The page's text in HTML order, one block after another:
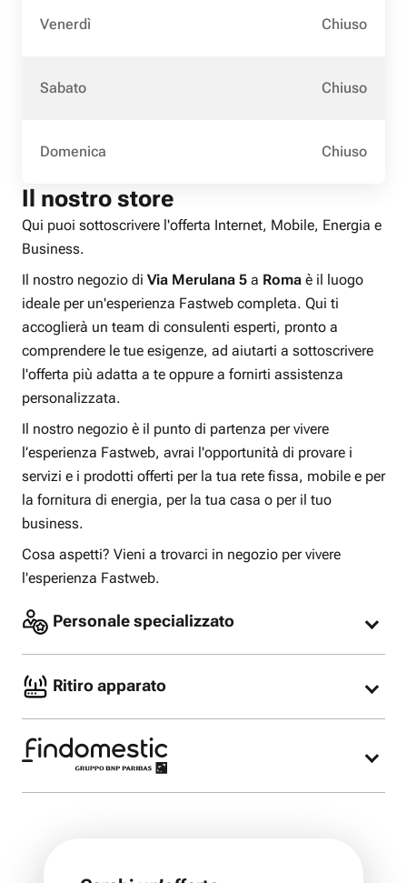
Venerdì Chiuso
Sabato Chiuso
Domenica Chiuso
Il nostro store
Qui puoi sottoscrivere l'offerta Internet, Mobile, Energia e
Business.
Il nostro negozio di Via Merulana 5 a Roma è il luogo
ideale per un'esperienza Fastweb completa. Qui ti
accoglierà un team di consulenti esperti, pronto a
comprendere le tue esigenze, ad aiutarti a sottoscrivere
l'offerta più adatta a te oppure a fornirti assistenza
personalizzata.
Il nostro negozio è il punto di partenza per vivere
l’esperienza Fastweb, avrai l'opportunità di provare i
servizi e i prodotti offerti per la tua rete fissa, mobile e per
la fornitura di energia, per la tua casa o per il tuo
business.
Cosa aspetti? Vieni a trovarci in negozio per vivere
l'esperienza Fastweb.
Personale specializzato
oppure offrirti assistenza per la tua offerta Fastweb
Ritiro apparato